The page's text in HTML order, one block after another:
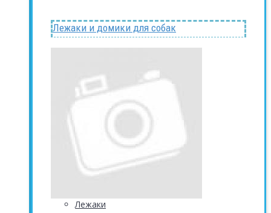
Лежаки и домики для собак
Лежаки